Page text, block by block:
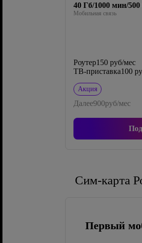
40 Гб/1000 мин/
Мобильная связь
Роутер150 руб/мес
ТВ-приставка100
Акция
Далее900руб/мес
Сим-карта
Первый